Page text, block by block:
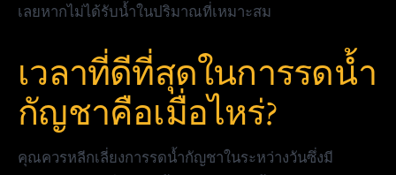
เลยหากไม่ได้รับน้ำในปริมาณที่เหมาะสม
เวลาที่ดีที่สุดในการรดน้ำ
กัญชาคือเมื่อไหร่?
คุณควรหลีกเลี่ยงการรดน้ำกัญชาในระหว่างวันซึ่งมี